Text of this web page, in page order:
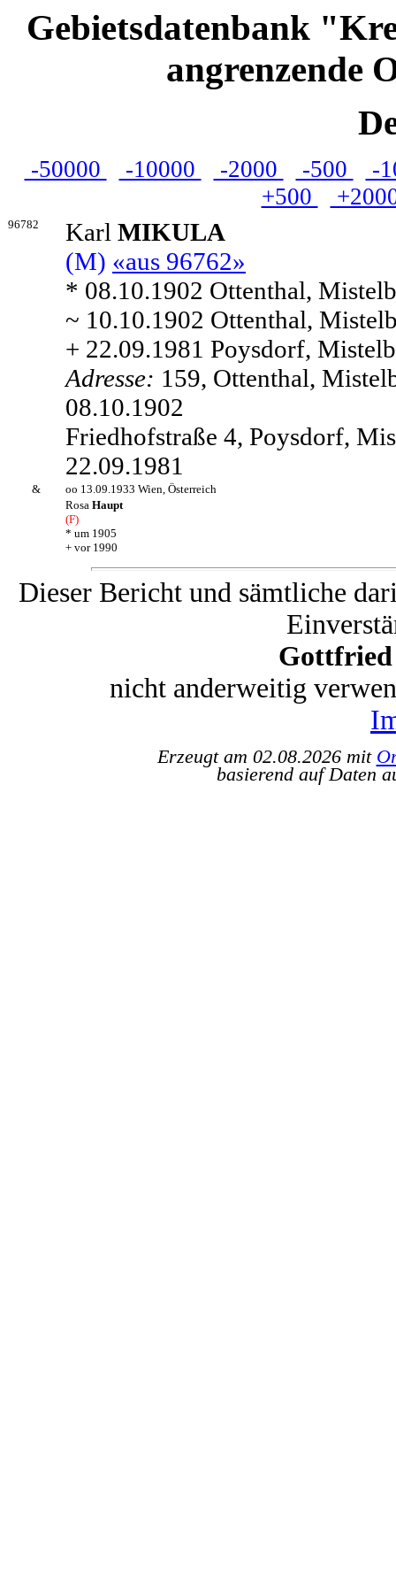
Gebietsdatenbank
angrenzende
-50000 -10000 -2000 -500
-
+500
96782 Karl MIKULA
(M) «aus 96762»
* 08.10.1902 Ottenthal,
~ 10.10.1902 Ottenthal,
+ 22.09.1981 Poysdorf,
Adresse: 159, Ottenthal,
08.10.1902
Friedhofstraße 4, Poysdorf,
22.09.1981
&
oo 13.09.1933 Wien, Österreich
Rosa Haupt
(F)
* um 1905
+ vor 1990
Dieser Bericht und sämtliche
Gottfried
nicht anderweitig
Erzeugt am 02.08.2026 mit
basierend auf Daten